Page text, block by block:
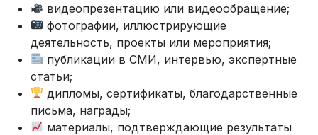
видеопрезентацию или видеообращение;
фотографии, иллюстрирующие
деятельность, проекты или мероприятия;
публикации в СМИ, интервью, экспертные
статьи;
дипломы, сертификаты, благодарственные
письма, награды;
материалы, подтверждающие результаты